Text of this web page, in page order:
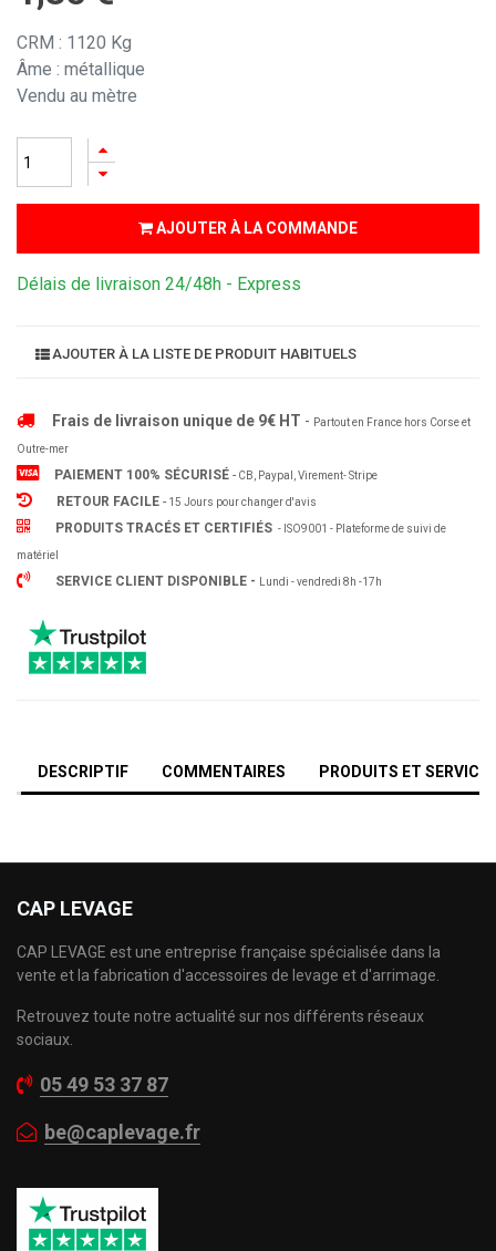
CRM : 1120 Kg
Âme : métallique
Vendu au mètre
AJOUTER À LA COMMANDE
Délais de livraison 24/48h - Express
AJOUTER À LA LISTE DE PRODUIT HABITUELS
Frais de livraison unique de 9€ HT - Partout en France hors Corse et
Outre-mer
PAIEMENT 100% SÉCURISÉ - CB, Paypal, Virement- Stripe
RETOUR FACILE - 15 Jours pour changer d'avis
PRODUITS TRACÉS ET CERTIFIÉS - ISO9001 - Plateforme de suivi de
matériel
SERVICE CLIENT DISPONIBLE - Lundi - vendredi 8h -17h
DESCRIPTIF COMMENTAIRES PRODUITS ET
CAP LEVAGE
CAP LEVAGE est une entreprise française spécialisée dans la
vente et la fabrication d'accessoires de levage et d'arrimage.
Retrouvez toute notre actualité sur nos différents réseaux
sociaux.
05 49 53 37 87
be@caplevage.fr